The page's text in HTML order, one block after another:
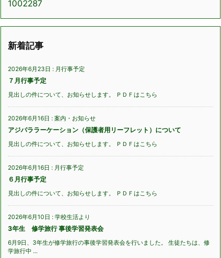
1002287
新着記事
2026年6月23日 : 月行事予定
７月行事予定
見出しの件について、お知らせします。 ＰＤＦはこちら
2026年6月16日 : 案内・お知らせ
アジパララーケーション（保護者用リーフレット）について
見出しの件について、お知らせします。 ＰＤＦはこちら
2026年6月16日 : 月行事予定
６月行事予定
見出しの件について、お知らせします。 ＰＤＦはこちら
2026年6月10日 : 学校生活より
3年生 修学旅行 事後学習発表会
6月9日、3年生が修学旅行の事後学習発表会を行いました。 生徒たちは、修
学旅行中 ...